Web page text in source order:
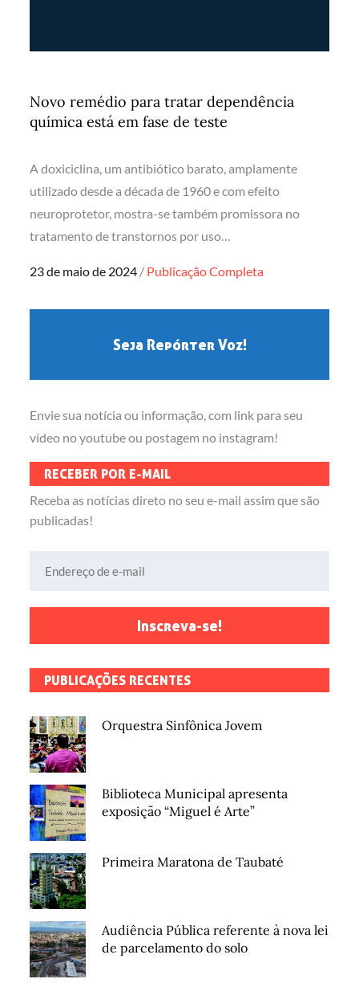
Novo remédio para tratar dependência
química está em fase de teste
A doxiciclina, um antibiótico barato, amplamente
utilizado desde a década de 1960 e com efeito
neuroprotetor, mostra-se também promissora no
tratamento de transtornos por uso…
Posted
23 de maio de 2024 Publicação Completa
Seja Repórter Voz!
Envie sua notícia ou informação, com link para seu
vídeo no youtube ou postagem no instagram!
RECEBER POR E-MAIL
Receba as notícias direto no seu e-mail assim que são
publicadas!
Inscreva-se!
PUBLICAÇÕES RECENTES
Orquestra Sinfônica Jovem
Biblioteca Municipal apresenta
exposição “Miguel é Arte”
Primeira Maratona de Taubaté
Audiência Pública referente à nova lei
de parcelamento do solo